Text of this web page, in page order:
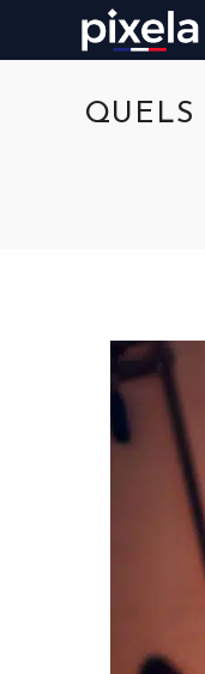
QUELS